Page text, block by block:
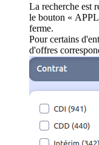
La recherche est
le bouton «
ferme.
Pour certains
d'offres